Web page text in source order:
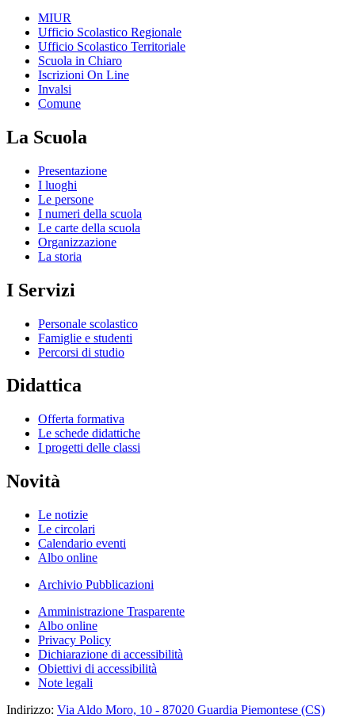
MIUR
Ufficio Scolastico Regionale
Ufficio Scolastico Territoriale
Scuola in Chiaro
Iscrizioni On Line
Invalsi
Comune
La Scuola
Presentazione
I luoghi
Le persone
I numeri della scuola
Le carte della scuola
Organizzazione
La storia
I Servizi
Personale scolastico
Famiglie e studenti
Percorsi di studio
Didattica
Offerta formativa
Le schede didattiche
I progetti delle classi
Novità
Le notizie
Le circolari
Calendario eventi
Albo online
Archivio Pubblicazioni
Amministrazione Trasparente
Albo online
Privacy Policy
Dichiarazione di accessibilità
Obiettivi di accessibilità
Note legali
Indirizzo: Via Aldo Moro, 10 - 87020 Guardia Piemontese (CS)